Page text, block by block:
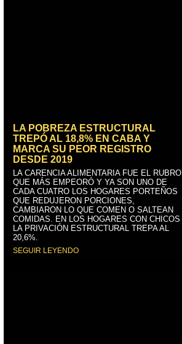
LA POBREZA ESTRUCTURAL
TREPÓ AL 18,8% EN CABA Y
MARCA SU PEOR REGISTRO
DESDE 2019
LA CARENCIA ALIMENTARIA FUE EL RUBRO
QUE MÁS EMPEORÓ Y YA SON UNO DE
CADA CUATRO LOS HOGARES PORTEÑOS
QUE REDUJERON PORCIONES,
CAMBIARON LO QUE COMEN O SALTEAN
COMIDAS. EN LOS HOGARES CON CHICOS
LA PRIVACIÓN ESTRUCTURAL TREPA AL
20,6%.
SEGUIR LEYENDO